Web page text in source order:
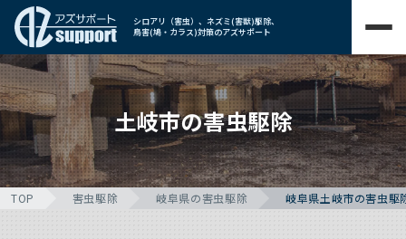
シロアリ（害虫）、ネズミ(害獣)駆除、
鳥害(鳩・カラス)対策のアズサポート
土岐市の害虫駆除
TOP 害虫駆除 岐阜県の害虫駆除 岐阜県土岐市の害虫駆